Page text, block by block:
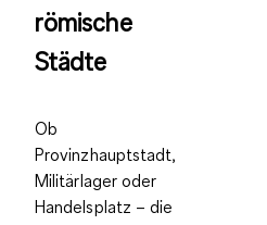
römische
Städte
Ob
Provinzhauptstadt,
Militärlager oder
Handelsplatz – die